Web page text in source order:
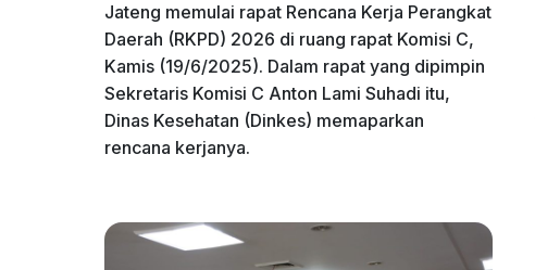
Jateng memulai rapat Rencana Kerja Perangkat
Daerah (RKPD) 2026 di ruang rapat Komisi C,
Kamis (19/6/2025). Dalam rapat yang dipimpin
Sekretaris Komisi C Anton Lami Suhadi itu,
Dinas Kesehatan (Dinkes) memaparkan
rencana kerjanya.